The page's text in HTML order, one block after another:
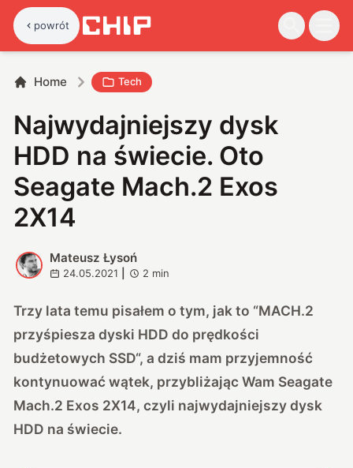
powrót
Home Tech
Najwydajniejszy dysk
HDD na świecie. Oto
Seagate Mach.2 Exos
2X14
M
Mateusz Łysoń
24.05.2021 2 min
Trzy lata temu pisałem o tym, jak to “MACH.2
przyśpiesza dyski HDD do prędkości
budżetowych SSD“, a dziś mam przyjemność
kontynuować wątek, przybliżając Wam Seagate
Mach.2 Exos 2X14, czyli najwydajniejszy dysk
HDD na świecie.